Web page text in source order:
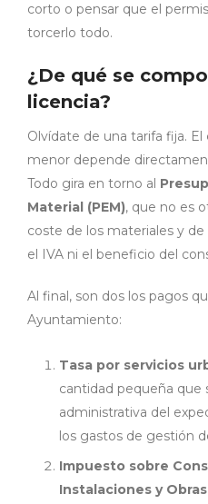
corto o pensar que el
torcerlo todo.
¿De qué se
licencia?
Olvídate de una tarifa fija.
menor depende
Todo gira en torno al
Material (PEM), que no es
coste de los materiales y
el IVA ni el beneficio del
Al final, son dos los pagos
Ayuntamiento:
Tasa por servicios
cantidad pequeña que
administrativa del
los gastos de gestión
Impuesto sobre
Instalaciones y Obras